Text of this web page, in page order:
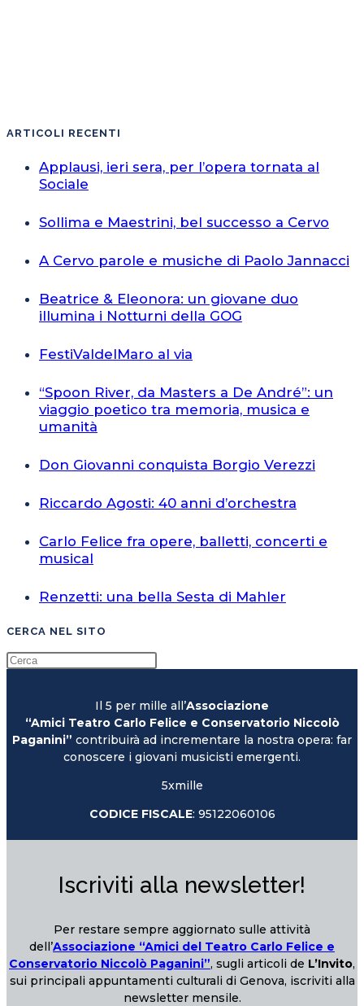
ARTICOLI RECENTI
Applausi, ieri sera, per l’opera tornata al
Sociale
Sollima e Maestrini, bel successo a Cervo
A Cervo parole e musiche di Paolo Jannacci
Beatrice & Eleonora: un giovane duo
illumina i Notturni della GOG
FestiValdelMaro al via
“Spoon River, da Masters a De André”: un
viaggio poetico tra memoria, musica e
umanità
Don Giovanni conquista Borgio Verezzi
Riccardo Agosti: 40 anni d’orchestra
Carlo Felice fra opere, balletti, concerti e
musical
Renzetti: una bella Sesta di Mahler
CERCA NEL SITO
Il 5 per mille all’Associazione
“Amici Teatro Carlo Felice e Conservatorio Niccolò
Paganini” contribuirà ad incrementare la nostra opera: far
conoscere i giovani musicisti emergenti.
5xmille
CODICE FISCALE: 95122060106
Iscriviti alla newsletter!
Per restare sempre aggiornato sulle attività
dell’Associazione “Amici del Teatro Carlo Felice e
Conservatorio Niccolò Paganini”, sugli articoli de L’Invito,
sui principali appuntamenti culturali di Genova, iscriviti alla
newsletter mensile.